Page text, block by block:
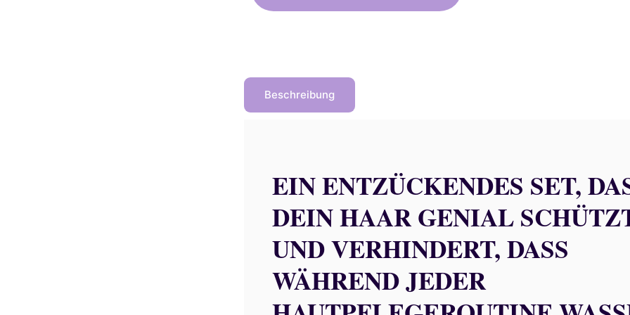
27,00 €24,30 €.
Beschreibung
EIN ENTZÜCKENDES SET,
DEIN HAAR GENIAL
UND VERHINDERT, DASS
WÄHREND JEDER